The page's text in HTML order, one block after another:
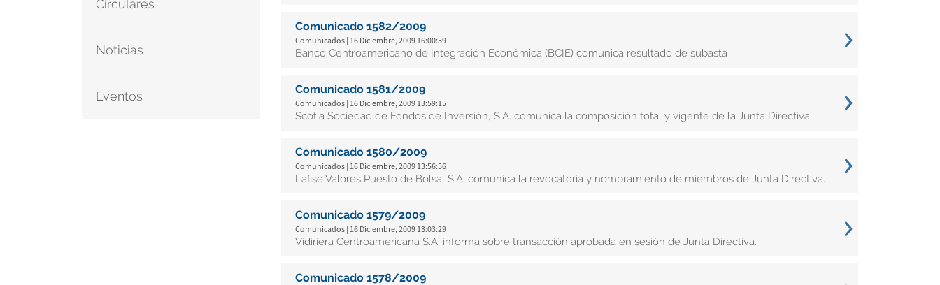
Circulares
Noticias
Eventos
Comunicado 1582/2009
Comunicados | 16 Diciembre, 2009 16:00:59
Banco Centroamericano de Integración Económica (BCIE) comunica resultado de subasta
Comunicado 1581/2009
Comunicados | 16 Diciembre, 2009 13:59:15
Scotia Sociedad de Fondos de Inversión, S.A. comunica la composición total y vigente de la Junta Directiva.
Comunicado 1580/2009
Comunicados | 16 Diciembre, 2009 13:56:56
Lafise Valores Puesto de Bolsa, S.A. comunica la revocatoria y nombramiento de miembros de Junta Directiva.
Comunicado 1579/2009
Comunicados | 16 Diciembre, 2009 13:03:29
Vidiriera Centroamericana S.A. informa sobre transacción aprobada en sesión de Junta Directiva.
Comunicado 1578/2009